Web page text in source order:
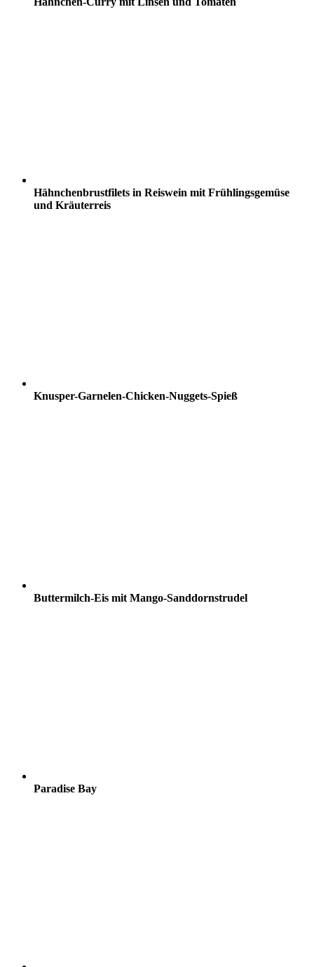
Hähnchenbrustfilets in Reiswein mit Frühlingsgemüse
und Kräuterreis
Knusper-Garnelen-Chicken-Nuggets-Spieß
Buttermilch-Eis mit Mango-Sanddornstrudel
Paradise Bay